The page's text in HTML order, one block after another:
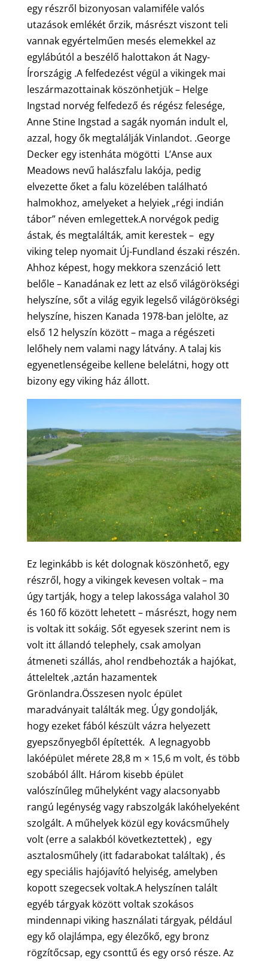
egy részről bizonyosan valamiféle valós
utazások emlékét őrzik, másrészt viszont teli
vannak egyértelműen mesés elemekkel az
egylábútól a beszélő halottakon át Nagy-
Írországig .A felfedezést végül a vikingek mai
leszármazottainak köszönhetjük – Helge
Ingstad norvég felfedező és régész felesége,
Anne Stine Ingstad a sagák nyomán indult el,
azzal, hogy ők megtalálják Vinlandot. .George
Decker egy istenháta mögötti L’Anse aux
Meadows nevű halászfalu lakója, pedig
elvezette őket a falu közelében található
halmokhoz, amelyeket a helyiek „régi indián
tábor” néven emlegettek.A norvégok pedig
ástak, és megtalálták, amit kerestek – egy
viking telep nyomait Új-Fundland északi részén.
Ahhoz képest, hogy mekkora szenzáció lett
belőle – Kanadának ez lett az első világörökségi
helyszíne, sőt a világ egyik legelső világörökségi
helyszíne, hiszen Kanada 1978-ban jelölte, az
első 12 helyszín között – maga a régészeti
lelőhely nem valami nagy látvány. A talaj kis
egyenetlenségeibe kellene belelátni, hogy ott
bizony egy viking ház állott.
Ez leginkább is két dolognak köszönhető, egy
részről, hogy a vikingek kevesen voltak – ma
úgy tartják, hogy a telep lakossága valahol 30
és 160 fő között lehetett – másrészt, hogy nem
is voltak itt sokáig. Sőt egyesek szerint nem is
volt itt állandó telephely, csak amolyan
átmeneti szállás, ahol rendbehozták a hajókat,
átteleltek ,aztán hazamentek
Grönlandra.Összesen nyolc épület
maradványait találták meg. Úgy gondolják,
hogy ezeket fából készült vázra helyezett
gyepszőnyegből építették. A legnagyobb
lakóépület mérete 28,8 m × 15,6 m volt, és több
szobából állt. Három kisebb épület
valószínűleg műhelyként vagy alacsonyabb
rangú legénység vagy rabszolgák lakóhelyeként
szolgált. A műhelyek közül egy kovácsműhely
volt (erre a salakból következtettek) , egy
asztalosműhely (itt fadarabokat találtak) , és
egy speciális hajójavító helyiség, amelyben
kopott szegecsek voltak.A helyszínen talált
egyéb tárgyak között voltak szokásos
mindennapi viking használati tárgyak, például
egy kő olajlámpa, egy élezőkő, egy bronz
rögzítőcsap, egy csonttű és egy orsó része. Az